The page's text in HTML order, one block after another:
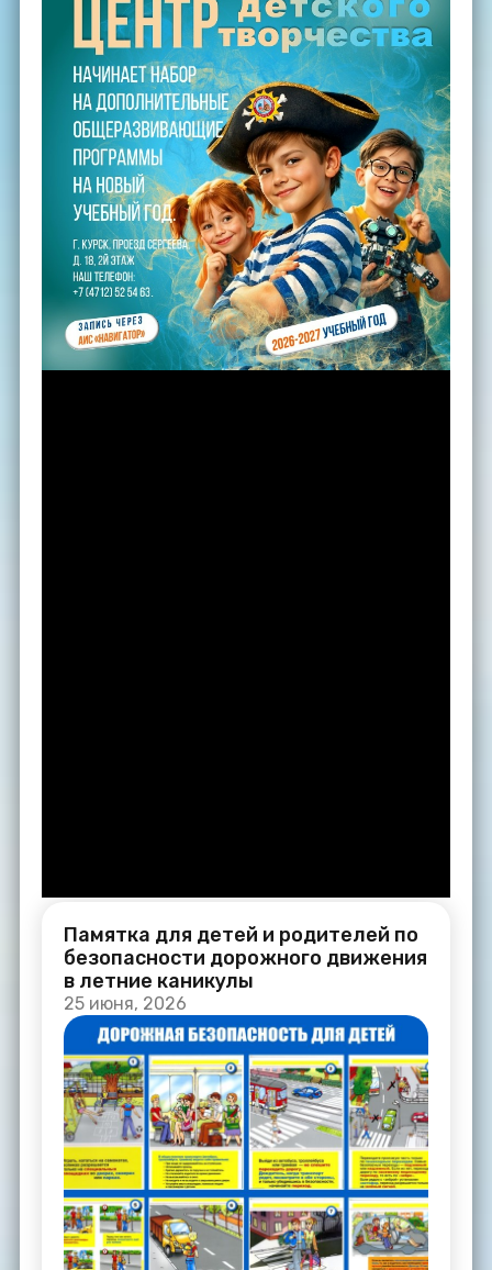
Памятка для детей и родителей по
безопасности дорожного движения
в летние каникулы
25 июня, 2026